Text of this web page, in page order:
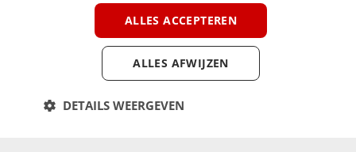
voorbehouden
ALLES ACCEPTEREN
ALLES AFWIJZEN
DETAILS WEERGEVEN